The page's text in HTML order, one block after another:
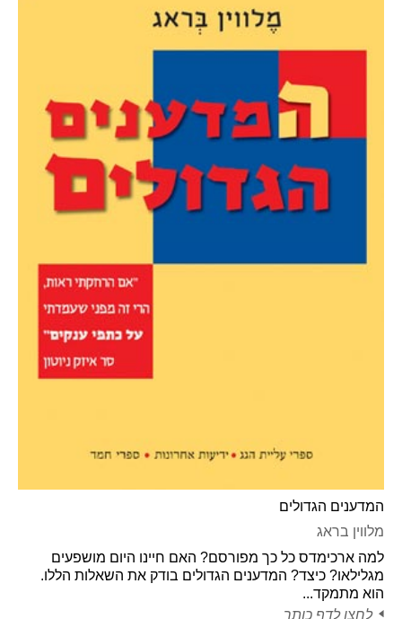
המדענים הגדולים
מלווין בראג
למה ארכימדס כל כך מפורסם? האם חיינו היום מושפעים
מגלילאו? כיצד? המדענים הגדולים בודק את השאלות הללו.
הוא מתמקד...
לחצו לדף כותר